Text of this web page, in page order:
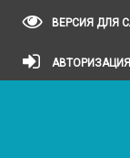
ВЕРСИЯ ДЛЯ
АВТОРИЗАЦИЯ